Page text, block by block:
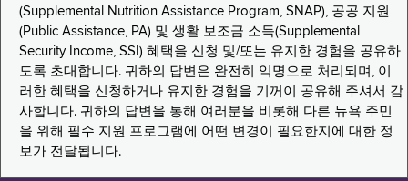
(Supplemental Nutrition Assistance Program, SNAP), 공공 지원
(Public Assistance, PA) 및 생활 보조금 소득(Supplemental
Security Income, SSI) 혜택을 신청 및/또는 유지한 경험을 공유하
도록 초대합니다. 귀하의 답변은 완전히 익명으로 처리되며, 이
러한 혜택을 신청하거나 유지한 경험을 기꺼이 공유해 주셔서 감
사합니다. 귀하의 답변을 통해 여러분을 비롯해 다른 뉴욕 주민
을 위해 필수 지원 프로그램에 어떤 변경이 필요한지에 대한 정
보가 전달됩니다.